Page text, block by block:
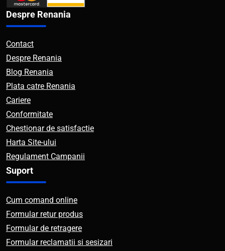
Despre Renania
Contact
Despre Renania
Blog Renania
Plata catre Renania
Cariere
Conformitate
Chestionar de satisfactie
Harta Site-ului
Regulament Campanii
Suport
Cum comand online
Formular retur produs
Formular de retragere
Formular reclamatii si sesizari